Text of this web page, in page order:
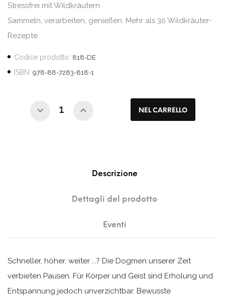
Stressfrei mit Wildkräutern
Sammeln, verarbeiten, genießen. Mehr als 30 Wildkräuter-
Rezepte
Codice prodotto: 818-DE
ISBN: 978-88-7283-818-1
NEL CARRELLO
Descrizione
Dettagli del prodotto
Eventi
Schneller, höher, weiter ...? Die Dogmen unserer Zeit
verbieten Pausen. Für Körper und Geist sind Erholung und
Entspannung jedoch unverzichtbar. Bewusste